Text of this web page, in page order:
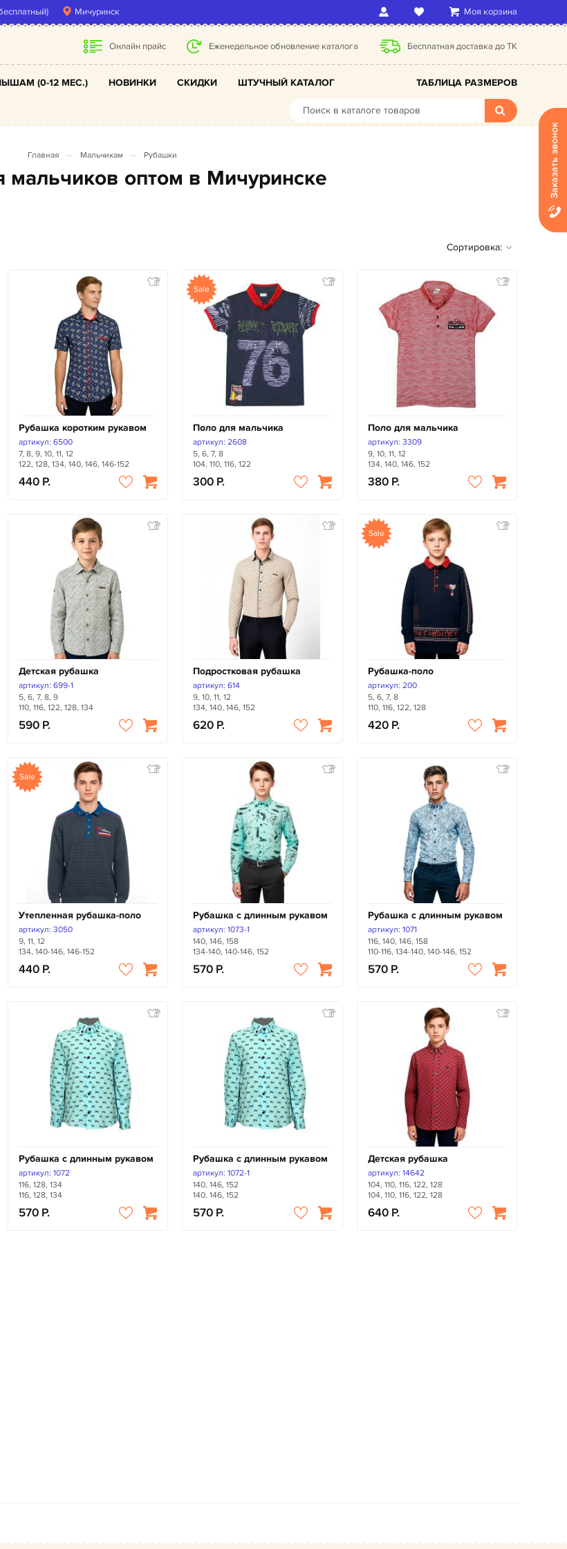
Моя корзина
Онлайн прайс Еженедельное обновление каталога Бесплатная доставка до ТК
(0-12 МЕС.) НОВИНКИ СКИДКИ ШТУЧНЫЙ КАТАЛОГ ТАБЛИЦА РАЗМЕРОВ
Мичуринск
Главная Мальчикам Рубашки
мальчиков оптом в Мичуринске
Сортировка:
Рубашка коротким рукавом
артикул: 6500
7, 8, 9, 10, 11, 12
122, 128, 134, 140, 146, 146-152
440
Sale
Поло для мальчика
артикул: 2608
5, 6, 7, 8
104, 110, 116, 122
300
Поло для мальчика
артикул: 3309
9, 10, 11, 12
134, 140, 146, 152
380
Детская рубашка
артикул: 699-1
5, 6, 7, 8, 9
110, 116, 122, 128, 134
590
Подростковая рубашка
артикул: 614
9, 10, 11, 12
134, 140, 146, 152
620
Sale
Рубашка-поло
артикул: 200
5, 6, 7, 8
110, 116, 122, 128
420
Sale
Утепленная рубашка-поло
артикул: 3050
9, 11, 12
134, 140-146, 146-152
440
Рубашка с длинным рукавом
артикул: 1073-1
140, 146, 158
134-140, 140-146, 152
570
Рубашка с длинным рукавом
артикул: 1071
116, 140, 146, 158
110-116, 134-140, 140-146, 152
570
Рубашка с длинным рукавом
артикул: 1072
116, 128, 134
116, 128, 134
570
Рубашка с длинным рукавом
артикул: 1072-1
140, 146, 152
140, 146, 152
570
Детская рубашка
артикул: 14642
104, 110, 116, 122, 128
104, 110, 116, 122, 128
640
Заказать звонок